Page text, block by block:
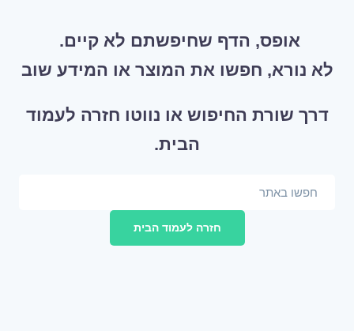
אופס, הדף שחיפשתם לא קיים.
לא נורא, חפשו את המוצר או המידע שוב
דרך שורת החיפוש או נווטו חזרה לעמוד
הבית.
חזרה לעמוד הבית